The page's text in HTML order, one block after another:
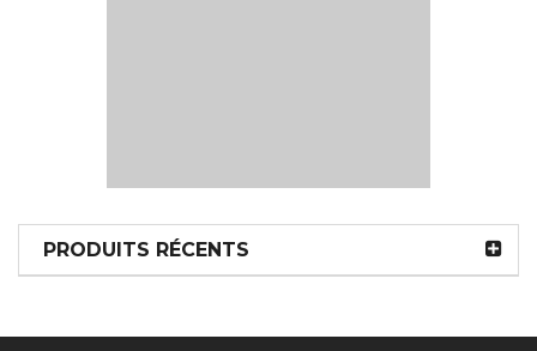
PRODUITS RÉCENTS